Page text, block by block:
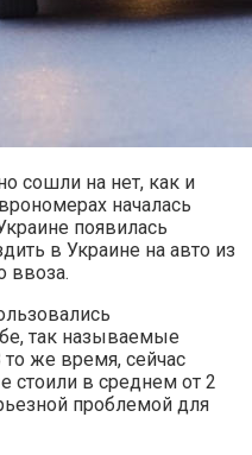
сошли на нет, как и
началась
появилась
в Украине на авто из
ввоза.
так называемые
же время, сейчас
стоили в среднем от 2
проблемой для